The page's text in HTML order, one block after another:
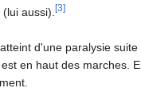
aussi). [3]
atteint d'une paralysie suite
en haut des marches.